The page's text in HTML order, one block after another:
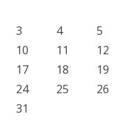
3
4 5
10
11 12
17
18 19
24
25 26
31